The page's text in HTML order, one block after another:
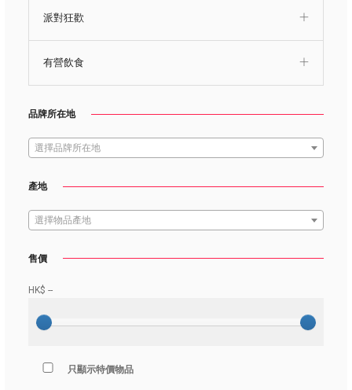
派對狂歡
有營飲食
品牌所在地
選擇品牌所在地
產地
選擇物品產地
售價
HK$ --
只顯示特價物品